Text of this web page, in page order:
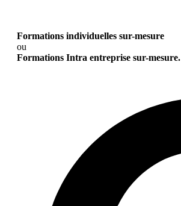
Formations individuelles sur-mesure
ou
Formations Intra entreprise sur-mesure.